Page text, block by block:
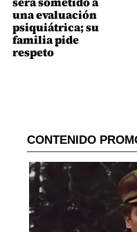
una evaluación
psiquiátrica; su
familia pide
respeto